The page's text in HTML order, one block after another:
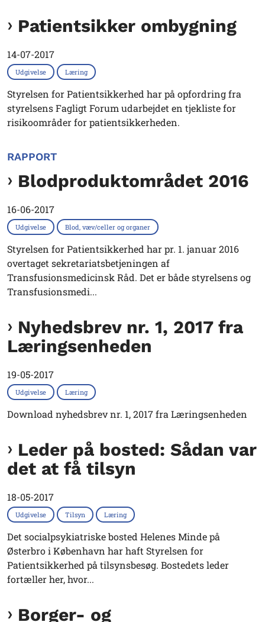
Patientsikker ombygning
14-07-2017
Udgivelse Læring
Styrelsen for Patientsikkerhed har på opfordring fra
styrelsens Fagligt Forum udarbejdet en tjekliste for
risikoområder for patientsikkerheden.
RAPPORT
Blodproduktområdet 2016
16-06-2017
Udgivelse Blod, væv/celler og organer
Styrelsen for Patientsikkerhed har pr. 1. januar 2016
overtaget sekretariatsbetjeningen af
Transfusionsmedicinsk Råd. Det er både styrelsens og
Transfusionsmedi...
Nyhedsbrev nr. 1, 2017 fra
Læringsenheden
19-05-2017
Udgivelse Læring
Download nyhedsbrev nr. 1, 2017 fra Læringsenheden
Leder på bosted: Sådan var
det at få tilsyn
18-05-2017
Udgivelse Tilsyn Læring
Det socialpsykiatriske bosted Helenes Minde på
Østerbro i København har haft Styrelsen for
Patientsikkerhed på tilsynsbesøg. Bostedets leder
fortæller her, hvor...
Borger- og